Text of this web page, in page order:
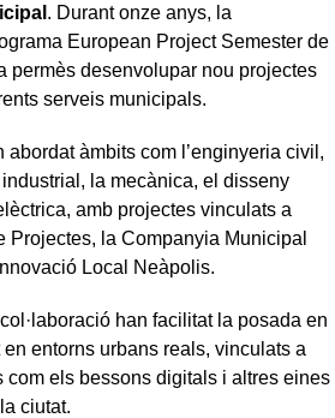
. Durant onze anys, la
European Project Semester de
permès desenvolupar nou projectes
serveis municipals.
àmbits com l’enginyeria civil,
industrial, la mecànica, el disseny
amb projectes vinculats a
Projectes, la Companyia Municipal
Local Neàpolis.
han facilitat la posada en
entorns urbans reals, vinculats a
els bessons digitals i altres eines
ciutat.